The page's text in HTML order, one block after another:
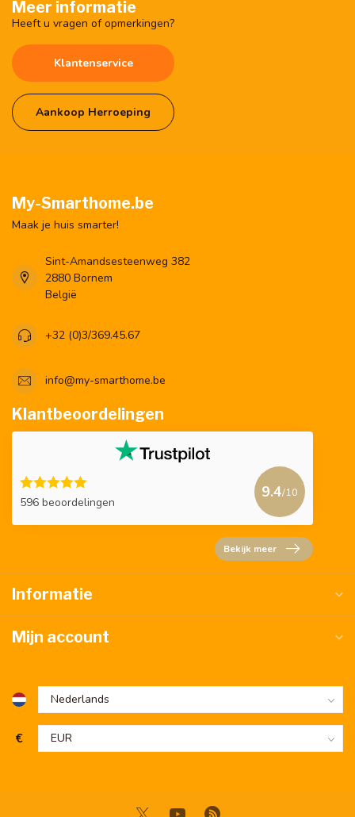
Meer informatie
Heeft u vragen of opmerkingen?
Klantenservice
Aankoop Herroeping
My-Smarthome.be
Maak je huis smarter!
Sint-Amandsesteenweg 382
2880 Bornem
België
+32 (0)3/369.45.67
info@my-smarthome.be
Klantbeoordelingen
596 beoordelingen
9.4/10
Bekijk meer
Informatie
Mijn account
€